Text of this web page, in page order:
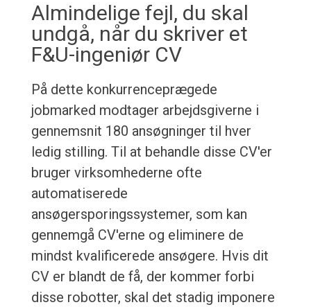
Almindelige fejl, du skal
undgå, når du skriver et
F&U-ingeniør CV
På dette konkurrenceprægede
jobmarked modtager arbejdsgiverne i
gennemsnit 180 ansøgninger til hver
ledig stilling. Til at behandle disse CV'er
bruger virksomhederne ofte
automatiserede
ansøgersporingssystemer, som kan
gennemgå CV'erne og eliminere de
mindst kvalificerede ansøgere. Hvis dit
CV er blandt de få, der kommer forbi
disse robotter, skal det stadig imponere